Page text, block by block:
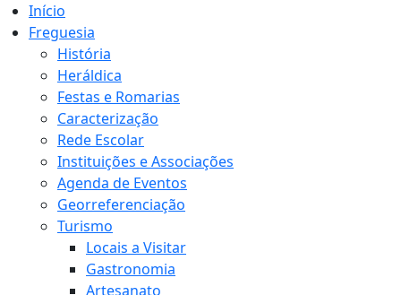
Início
Freguesia
História
Heráldica
Festas e Romarias
Caracterização
Rede Escolar
Instituições e Associações
Agenda de Eventos
Georreferenciação
Turismo
Locais a Visitar
Gastronomia
Artesanato